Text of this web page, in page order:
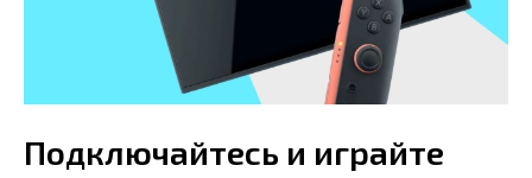
Подключайтесь и играйте